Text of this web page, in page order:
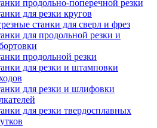
продольно-поперечной резки
для резки кругов
станки для сверл и фрез
для продольной резки и
продольной резки
для резки и штамповки
для резки и шлифовки
для резки твердосплавных